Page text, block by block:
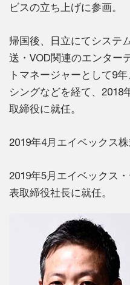
ビスの立ち上げに参画。
帰国後、日立にてシステ
送・VOD関連のエンター
トマネージャーとして9
シングなどを経て、2018
取締役に就任。
2019年4月エイベックス株
2019年5月エイベックス
表取締役社長に就任。